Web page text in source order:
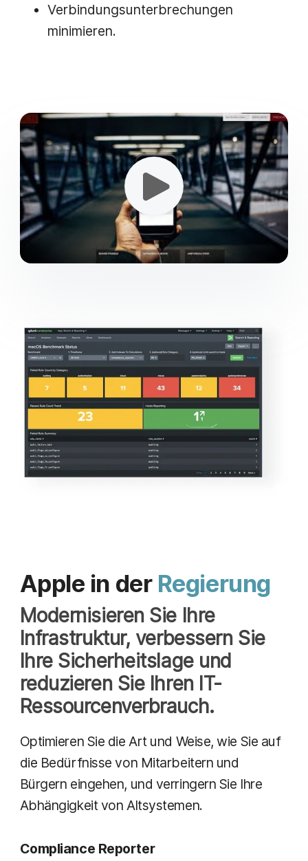
Verbindungsunterbrechungen
minimieren.
Apple in der Regierung
Modernisieren Sie Ihre
Infrastruktur, verbessern Sie
Ihre Sicherheitslage und
reduzieren Sie Ihren IT-
Ressourcenverbrauch.
Optimieren Sie die Art und Weise, wie Sie auf
die Bedürfnisse von Mitarbeitern und
Bürgern eingehen, und verringern Sie Ihre
Abhängigkeit von Altsystemen.
Compliance Reporter